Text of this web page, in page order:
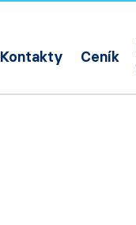
Kontakty Ceník